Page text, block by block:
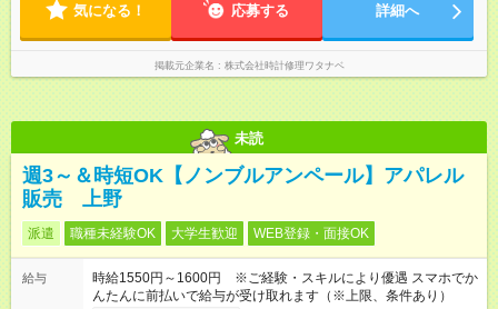
気になる！ 応募する 詳細へ
掲載元企業名 株式会社時計修理ワタナベ
未読
週3～＆時短OK【ノンブルアンペール】アパレル
販売 上野
派遣 職種未経験OK 大学生歓迎 WEB登録・面接OK
給与
時給1550円～1600円 ※ご経験・スキルにより優遇 スマホでか
んたんに前払いで給与が受け取れます（※上限、条件あり）